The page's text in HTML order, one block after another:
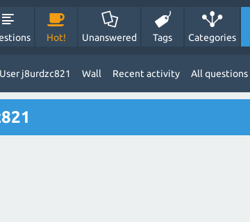
Hot! Unanswered Tags Categories
User j8urdzc821 Wall Recent activity All questions